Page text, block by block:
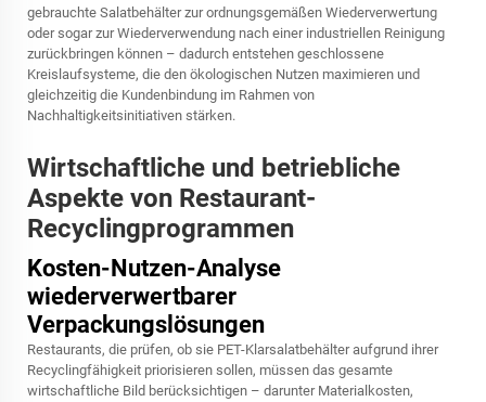
gebrauchte Salatbehälter zur ordnungsgemäßen Wiederverwertung
oder sogar zur Wiederverwendung nach einer industriellen Reinigung
zurückbringen können – dadurch entstehen geschlossene
Kreislaufsysteme, die den ökologischen Nutzen maximieren und
gleichzeitig die Kundenbindung im Rahmen von
Nachhaltigkeitsinitiativen stärken.
Wirtschaftliche und betriebliche
Aspekte von Restaurant-
Recyclingprogrammen
Kosten-Nutzen-Analyse
wiederverwertbarer
Verpackungslösungen
Restaurants, die prüfen, ob sie PET-Klarsalatbehälter aufgrund ihrer
Recyclingfähigkeit priorisieren sollen, müssen das gesamte
wirtschaftliche Bild berücksichtigen – darunter Materialkosten,